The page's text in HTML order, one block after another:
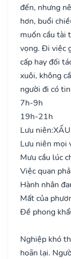
đến, nhưng
hơn, buổi
muốn cầu tài
vọng. Đi việc
cấp hay đối
xuôi, không
người đi có
7h-9h
19h-21h
Lưu niên:XẤU
Lưu niên mọi
Mưu cầu lúc
Việc quan
Hành nhân
Mất của
Đề phong
Nghiệp khó
hoãn lại.